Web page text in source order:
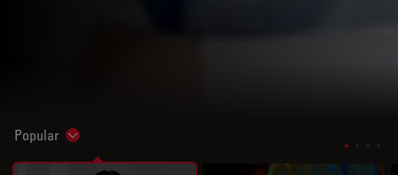
Popular Show subnavigation